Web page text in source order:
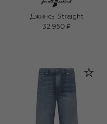
Джинсы Straight
32 950 ₽